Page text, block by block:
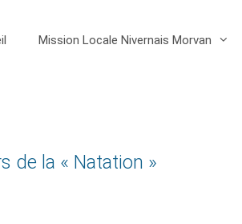
Mission Locale Nivernais Morvan
de la « Natation »